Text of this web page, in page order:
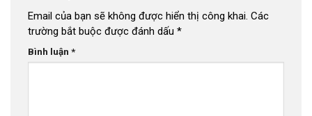
Email của bạn sẽ không được hiển thị công khai. Các
trường bắt buộc được đánh dấu *
Bình luận *